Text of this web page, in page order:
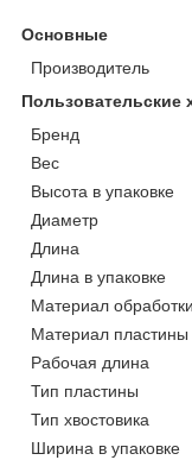
Основные
Производитель
Пользовательские
Бренд
Вес
Высота в упаковке
Диаметр
Длина
Длина в упаковке
Материал обработки
Материал пластины
Рабочая длина
Тип пластины
Тип хвостовика
Ширина в упаковке